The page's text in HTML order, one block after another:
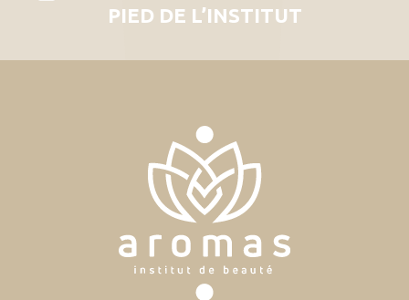
PIED DE L’INSTITUT